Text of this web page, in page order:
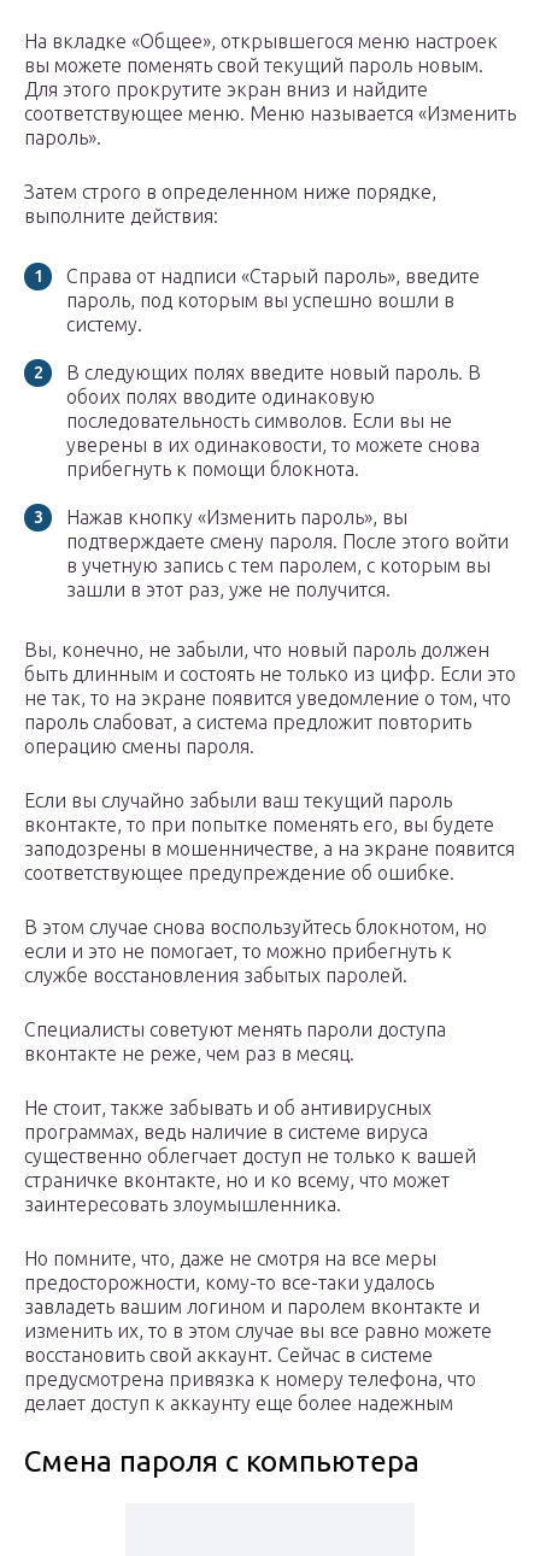
На вкладке «Общее», открывшегося меню настроек
вы можете поменять свой текущий пароль новым.
Для этого прокрутите экран вниз и найдите
соответствующее меню. Меню называется «Изменить
пароль».
Затем строго в определенном ниже порядке,
выполните действия:
Справа от надписи «Старый пароль», введите
пароль, под которым вы успешно вошли в
систему.
В следующих полях введите новый пароль. В
обоих полях вводите одинаковую
последовательность символов. Если вы не
уверены в их одинаковости, то можете снова
прибегнуть к помощи блокнота.
Нажав кнопку «Изменить пароль», вы
подтверждаете смену пароля. После этого войти
в учетную запись с тем паролем, с которым вы
зашли в этот раз, уже не получится.
Вы, конечно, не забыли, что новый пароль должен
быть длинным и состоять не только из цифр. Если это
не так, то на экране появится уведомление о том, что
пароль слабоват, а система предложит повторить
операцию смены пароля.
Если вы случайно забыли ваш текущий пароль
вконтакте, то при попытке поменять его, вы будете
заподозрены в мошенничестве, а на экране появится
соответствующее предупреждение об ошибке.
В этом случае снова воспользуйтесь блокнотом, но
если и это не помогает, то можно прибегнуть к
службе восстановления забытых паролей.
Специалисты советуют менять пароли доступа
вконтакте не реже, чем раз в месяц.
Не стоит, также забывать и об антивирусных
программах, ведь наличие в системе вируса
существенно облегчает доступ не только к вашей
страничке вконтакте, но и ко всему, что может
заинтересовать злоумышленника.
Но помните, что, даже не смотря на все меры
предосторожности, кому-то все-таки удалось
завладеть вашим логином и паролем вконтакте и
изменить их, то в этом случае вы все равно можете
восстановить свой аккаунт. Сейчас в системе
предусмотрена привязка к номеру телефона, что
делает доступ к аккаунту еще более надежным
Смена пароля с компьютера